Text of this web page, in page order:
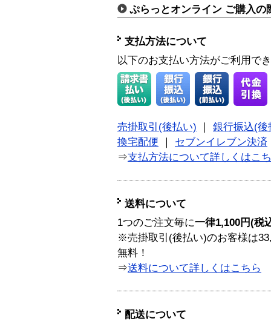
ぷらっとオンライン ご購入の
支払方法について
以下のお支払い方法がご利用で
売掛取引(後払い)
銀行振込(後
換宅配便
セブンイレブン決済
⇒支払方法について詳しくはこ
送料について
1つのご注文毎に一律1,100円(税
※売掛取引(後払い)のお客様は
無料！
⇒送料について詳しくはこちら
配送について